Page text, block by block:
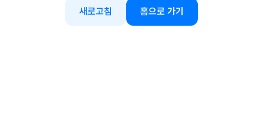
새로고침 홈으로 가기